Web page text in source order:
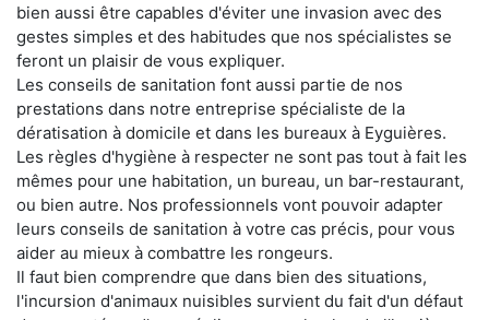
bien aussi être capables d'éviter une invasion avec des
gestes simples et des habitudes que nos spécialistes se
feront un plaisir de vous expliquer.
Les conseils de sanitation font aussi partie de nos
prestations dans notre entreprise spécialiste de la
dératisation à domicile et dans les bureaux à Eyguières.
Les règles d'hygiène à respecter ne sont pas tout à fait les
mêmes pour une habitation, un bureau, un bar-restaurant,
ou bien autre. Nos professionnels vont pouvoir adapter
leurs conseils de sanitation à votre cas précis, pour vous
aider au mieux à combattre les rongeurs.
Il faut bien comprendre que dans bien des situations,
l'incursion d'animaux nuisibles survient du fait d'un défaut